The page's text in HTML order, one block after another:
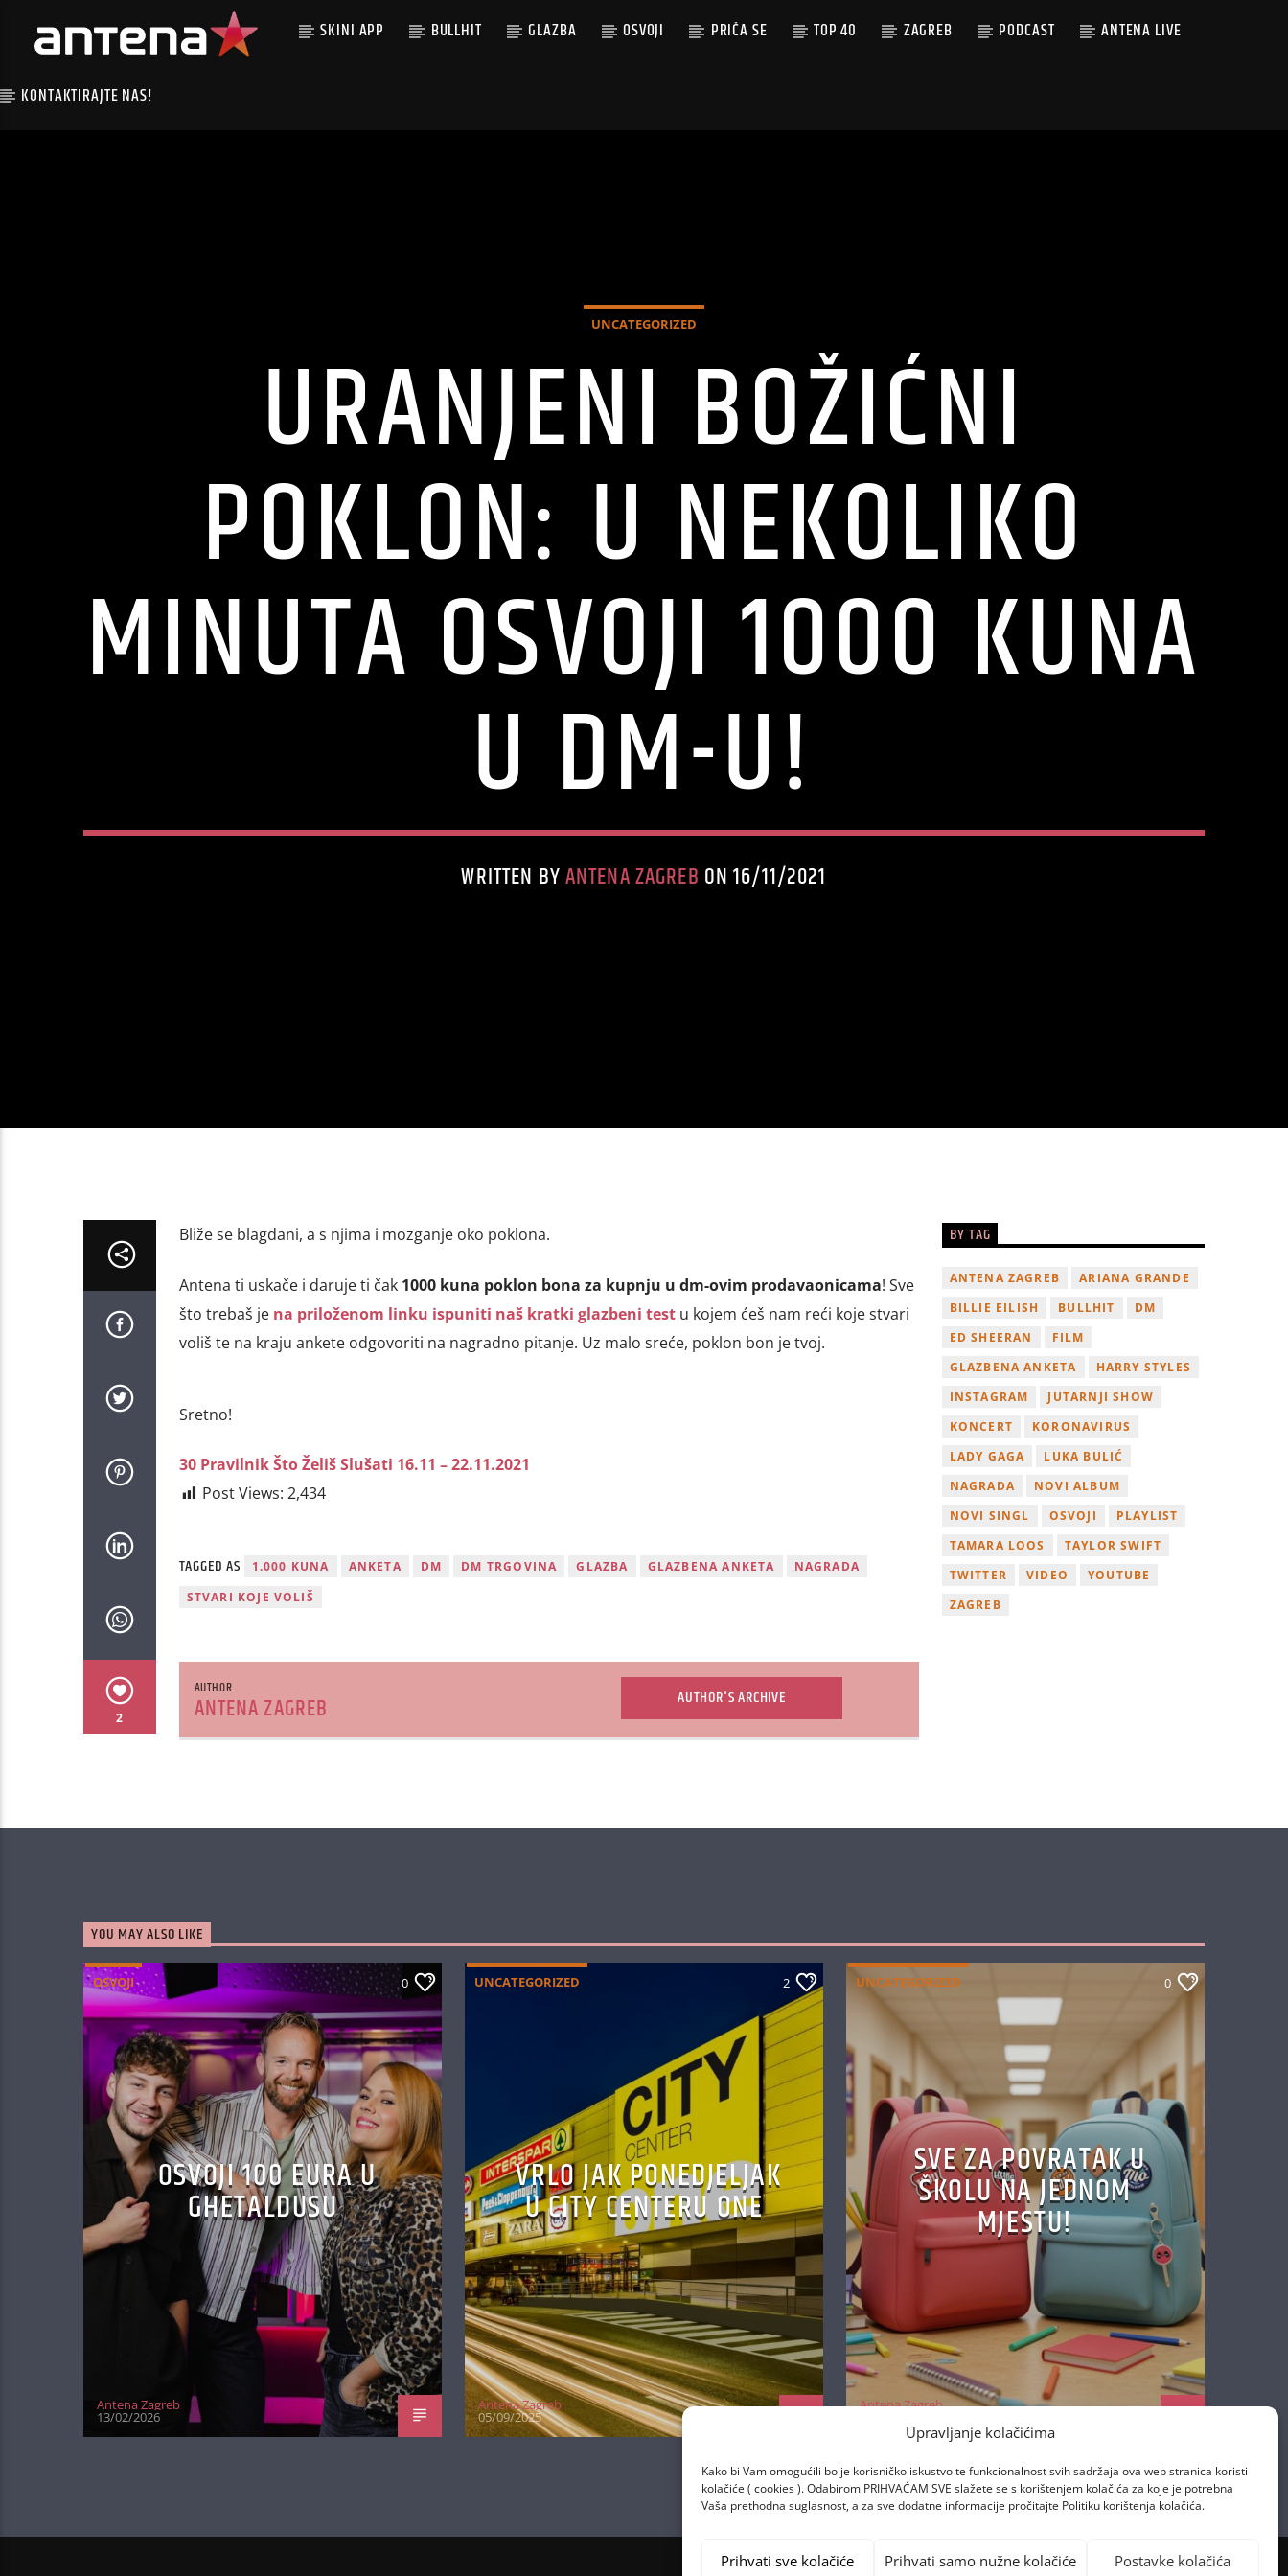
Upravljanje kolačićima
Kako bi Vam omogućili bolje korisničko iskustvo te funkcionalnost svih sadržaja ova web stranica koristi
kolačiće ( cookies ). Odabirom PRIHVAĆAM SVE slažete se s korištenjem kolačića za koje je potrebna
Vaša prethodna suglasnost, a za sve dodatne informacije pročitajte Politiku korištenja kolačića.
Prihvati sve kolačiće Prihvati samo nužne kolačiće Postavke kolačića
SKINI APP BULLHIT GLAZBA OSVOJI PRIČA SE TOP 40 ZAGREB PODCAST ANTENA LIVE
KONTAKTIRAJTE NAS!
UNCATEGORIZED
URANJENI BOŽIĆNI
POKLON: U NEKOLIKO
MINUTA OSVOJI 1000 KUNA
U DM-U!
WRITTEN BYANTENA ZAGREB ON 16/11/2021
2
Bliže se blagdani, a s njima i mozganje oko poklona.
Antena ti uskače i daruje ti čak 1000 kuna poklon bona za kupnju u dm-ovim prodavaonicama! Sve
što trebaš je na priloženom linku ispuniti naš kratki glazbeni testu kojem ćeš nam reći koje stvari
voliš te na kraju ankete odgovoriti na nagradno pitanje. Uz malo sreće, poklon bon je tvoj.
Sretno!
30 Pravilnik Što Želiš Slušati 16.11 – 22.11.2021
Post Views: 2,434
TAGGED AS 1.000 KUNA ANKETA DM DM TRGOVINA GLAZBA GLAZBENA ANKETA
NAGRADA
STVARI KOJE VOLIŠ
AUTHOR
ANTENA ZAGREB AUTHOR'S ARCHIVE
BY TAG
ANTENA ZAGREB
ARIANA GRANDE
BILLIE EILISH
BULLHIT
DM
ED SHEERAN
FILM
GLAZBENA ANKETA
HARRY STYLES
INSTAGRAM
JUTARNJI SHOW
KONCERT
KORONAVIRUS
LADY GAGA
LUKA BULIĆ
NAGRADA
NOVI ALBUM
NOVI SINGL
OSVOJI
PLAYLIST
TAMARA LOOS
TAYLOR SWIFT
TWITTER
VIDEO
YOUTUBE
ZAGREB
YOU MAY ALSO LIKE
OSVOJI 0
OSVOJI 100 EURA U
GHETALDUSU
Antena Zagreb
13/02/2026
UNCATEGORIZED 2
VRLO JAK PONEDJELJAK
U CITY CENTERU ONE
Antena Zagreb
05/09/2025
UNCATEGORIZED 0
SVE ZA POVRATAK U
ŠKOLU NA JEDNOM
MJESTU!
Antena Zagreb